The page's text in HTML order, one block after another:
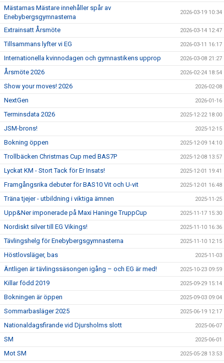
Mästarnas Mästare innehåller spår av
Enebybergsgymnasterna
2026-03-19 10:34
Extrainsatt Årsmöte 2026-03-14 12:47
Tillsammans lyfter vi EG 2026-03-11 16:17
Internationella kvinnodagen och gymnastikens upprop 2026-03-08 21:27
Årsmöte 2026 2026-02-24 18:54
Show your moves! 2026 2026-02-08
NextGen 2026-01-16
Terminsdata 2026 2025-12-22 18:00
JSM-brons! 2025-12-15
Bokning öppen 2025-12-09 14:10
Trollbäcken Christmas Cup med BAS7P 2025-12-08 13:57
Lyckat KM - Stort Tack för Er Insats! 2025-12-01 19:41
Framgångsrika debuter för BAS10 Vit och U-vit 2025-12-01 16:48
Träna tjejer - utbildning i viktiga ämnen 2025-11-25
Upp&Ner imponerade på Maxi Haninge TruppCup 2025-11-17 15:30
Nordiskt silver till EG Vikings! 2025-11-10 16:36
Tävlingshelg för Enebybergsgymnasterna 2025-11-10 12:15
Höstlovsläger, bas 2025-11-03
Äntligen är tävlingssäsongen igång – och EG är med! 2025-10-23 09:59
Killar född 2019 2025-09-29 15:14
Bokningen är öppen 2025-09-03 09:04
Sommarbasläger 2025 2025-06-19 12:17
Nationaldagsfirande vid Djursholms slott 2025-06-07
SM 2025-06-01
Mot SM 2025-05-28 13:53